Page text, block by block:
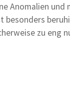
Anomalien
besonders
zu eng